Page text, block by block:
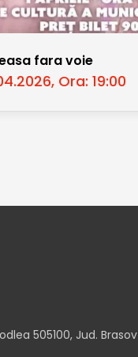
fara voie
Ora: 19:00
505100, Jud. Brasov